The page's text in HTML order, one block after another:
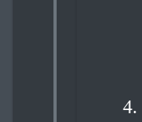
4.